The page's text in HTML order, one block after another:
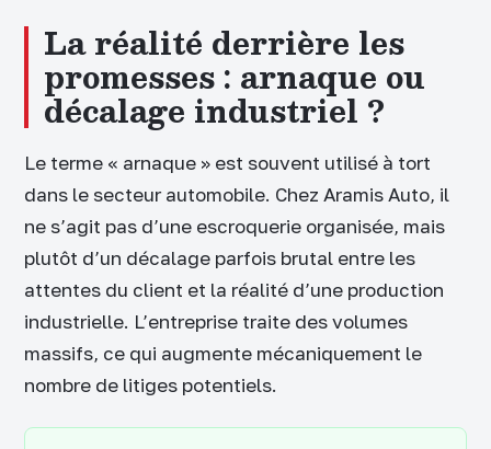
La réalité derrière les
promesses : arnaque ou
décalage industriel ?
Le terme « arnaque » est souvent utilisé à tort
dans le secteur automobile. Chez Aramis Auto, il
ne s’agit pas d’une escroquerie organisée, mais
plutôt d’un décalage parfois brutal entre les
attentes du client et la réalité d’une production
industrielle. L’entreprise traite des volumes
massifs, ce qui augmente mécaniquement le
nombre de litiges potentiels.